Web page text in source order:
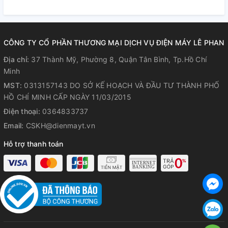
phân phối hơi lạnh đều đến mọi vị
trí
Tủ lạnh Hitachi HR4N7520DSWDXVN có trang bị công nghệ
làm lạnh vòng cung nên mọi vị trí trong tủ đều được phân
phía, bao phủ lấy toàn bộ các khay kệ sẽ giúp cho thực
phẩm luôn duy trì trạng thái tươi ngon lâu dài.
CÔNG TY CỔ PHẦN THƯƠNG MẠI DỊCH VỤ ĐIỆN MÁY LÊ PHAN
Địa chỉ: 37 Thành Mỹ, Phường 8, Quận Tân Bình, Tp.Hồ Chí
Minh
MST: 0313157143 DO SỞ KẾ HOẠCH VÀ ĐẦU TƯ THÀNH PHỐ
HỒ CHÍ MINH CẤP NGÀY 11/03/2015
Điện thoại: 0364833737
Email: CSKH@dienmayt.vn
Hỗ trợ thanh toán